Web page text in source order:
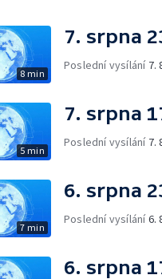
8 min
7. srpna
Poslední vysílání 7.
5 min
7. srpna
Poslední vysílání 7.
7 min
6. srpna
Poslední vysílání6.
6. srpna